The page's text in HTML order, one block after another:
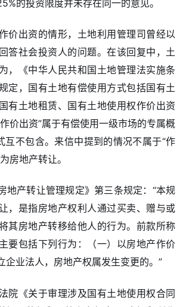
的投资限度并未存在同一的意见。
价出资的情形，土地利用管理司曾经以
答社会投资人的问题。在该回复中，土
，《中华人民共和国土地管理法实施条
定，国有土地有偿使用方式包括国有土
有土地租赁、国有土地使用权作价出资
价出资”属于有偿使用一级市场的专属概
互不包含。来信中提到的情况不属于“作
房地产转让。
地产转让管理规定》第三条规定：“本规
，是指房地产权利人通过买卖、赠与或
其房地产转移给他人的行为。前款所称
要包括下列行为：（一）以房地产作价
企业法人，房地产权属发生变更的。”
院《关于审理涉及国有土地使用权合同